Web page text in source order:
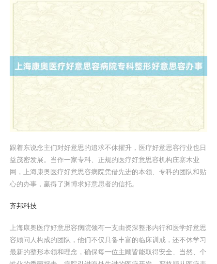
跟着东说念主们对好意思的追求不休擢升，医疗好意思容行业也日
益茂密发展。当作一家专科、正规的医疗好意思容机构庄寨木业
网，上海康奥医疗好意思容病院凭借先进的本领、专科的团队和贴
心的办事，赢得了渊博求好意思者的信托。
齐邦科技
上海康奥医疗好意思容病院领有一支由资深整形内行和医学好意思
容顾问人构成的团队，他们不仅具备丰富的临床训戒，还不休学习
最新的整形本领和理念，确保每一位主顾皆能取得安全、当然、个